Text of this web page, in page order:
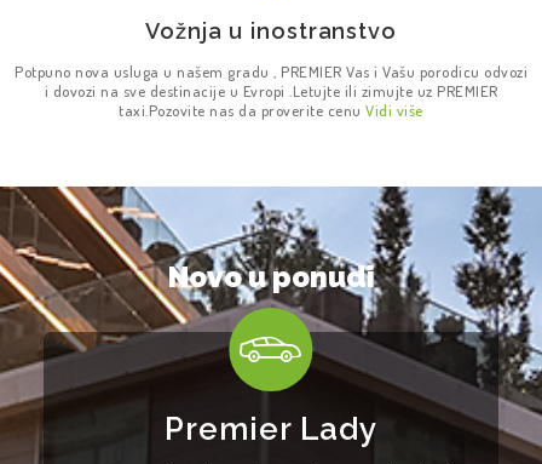
Vožnja u inostranstvo
Potpuno nova usluga u našem gradu , PREMIER Vas i Vašu porodicu odvozi
i dovozi na sve destinacije u Evropi .Letujte ili zimujte uz PREMIER
taxi.Pozovite nas da proverite cenuVidi više
Novo u ponudi
Premier Lady